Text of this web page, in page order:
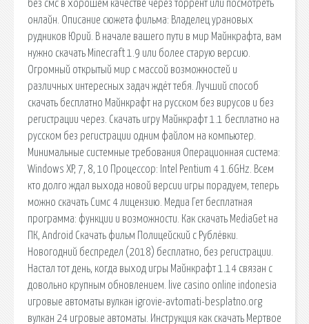
без смс в хорошем качестве через торрент или посмотреть
онлайн. Описание сюжета фильма: Владелец урановых
рудников Юрий. В начале вашего пути в мир Майнкрафта, вам
нужно скачать Minecraft 1.9 или более старую версию.
Огромный открытый мир с массой возможностей и
различных интересных задач ждёт тебя. Лучший способ
скачать бесплатно Майнкрафт на русском без вирусов и без
регистрации через. Скачать игру Майнкрафт 1.1 бесплатно на
русском без регистрации одним файлом на компьютер.
Минимальные системные требования Операционная система:
Windows XP, 7, 8, 10 Процессор: Intel Pentium 4 1.6GHz. Всем
кто долго ждал выхода новой версии игры порадуем, теперь
можно скачать Симс 4 лицензию. Медиа Гет бесплатная
программа: функции и возможности. Как скачать MediaGet на
ПК, Android Скачать фильм Полицейский с Рублёвки.
Новогодний беспредел (2018) бесплатно, без регистрации.
Настал тот день, когда выход игры Майнкрафт 1.14 связан с
довольно крупным обновлением. live casino online indonesia
игровые автоматы вулкан igrovie-avtomati-besplatno.org
вулкан 24 игровые автоматы. Инструкция как скачать Мертвое